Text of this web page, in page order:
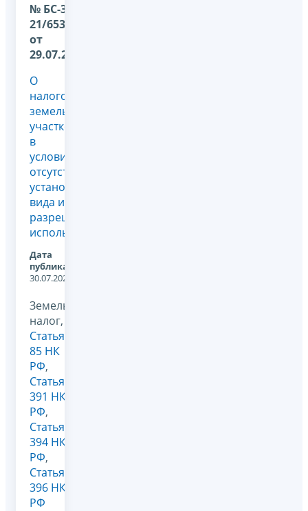
№ БС-36-
21/6530@
от
29.07.2026
О
налогообложении
земельных
участков
в
условиях
отсутствия
установленного
вида их
разрешенного
использования
Дата
публикации:
30.07.2026
Земельный
налог,
Статья
85 НК
РФ,
Статья
391 НК
РФ,
Статья
394 НК
РФ,
Статья
396 НК
РФ